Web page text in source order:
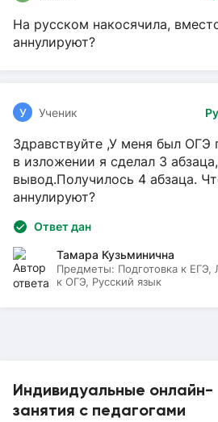
Индивидуальные онлайн-
занятия с педагогами
На русском накосячила,
аннулируют?
У Ученик
Здравствуйте ,У меня был ОГЭ
в изложении я сделал 3
вывод.Получилось 4 абзаца.
аннулируют?
Ответ дан
Тамара Кузьминична
Предметы: Подготовка к ЕГЭ,
к ОГЭ, Русский язык